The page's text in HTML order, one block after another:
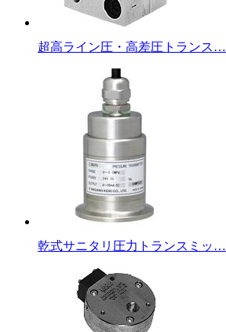
超高ライン圧・高差圧トランス…
乾式サニタリ圧力トランスミッ…